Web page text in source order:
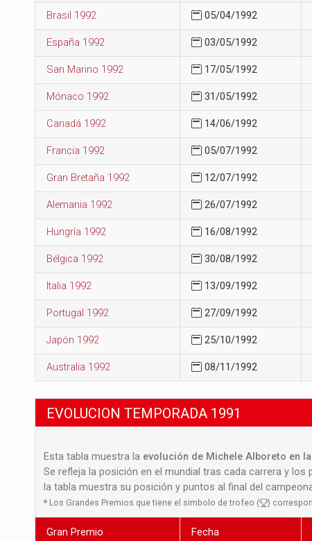
Brasil 1992 05/04/1992
España 1992 03/05/1992
San Marino 1992 17/05/1992
Mónaco 1992 31/05/1992
Canadá 1992 14/06/1992
Francia 1992 05/07/1992
Gran Bretaña 1992 12/07/1992
Alemania 1992 26/07/1992
Hungría 1992 16/08/1992
Bélgica 1992 30/08/1992
Italia 1992 13/09/1992
Portugal 1992 27/09/1992
Japón 1992 25/10/1992
Australia 1992 08/11/1992
EVOLUCION TEMPORADA 1991
Esta tabla muestra la evolución de Michele Alboreto en
Se refleja la posición en el mundial tras cada carrera y
la tabla muestra su posición y puntos al final del
* Los Grandes Premios que tiene el simbolo de trofeo ( )
Gran Premio Fecha